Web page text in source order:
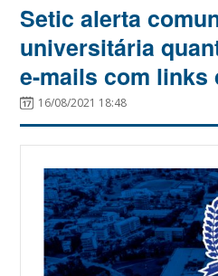
Setic alerta
universitária
e-mails com links
16/08/2021 18:48